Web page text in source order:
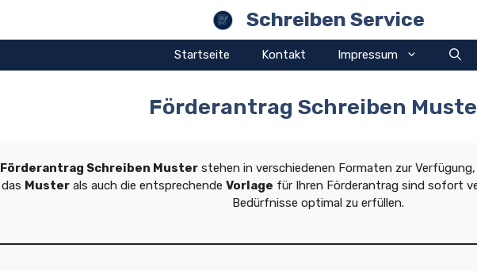
Schreiben Service
Startseite Kontakt Impressum
Förderantrag Schreiben
Förderantrag Schreiben Muster stehen in verschiedenen Formaten zur
das Musterals auch die entsprechende Vorlage für Ihren Förderantrag sind sofort
Bedürfnisse optimal zu erfüllen.